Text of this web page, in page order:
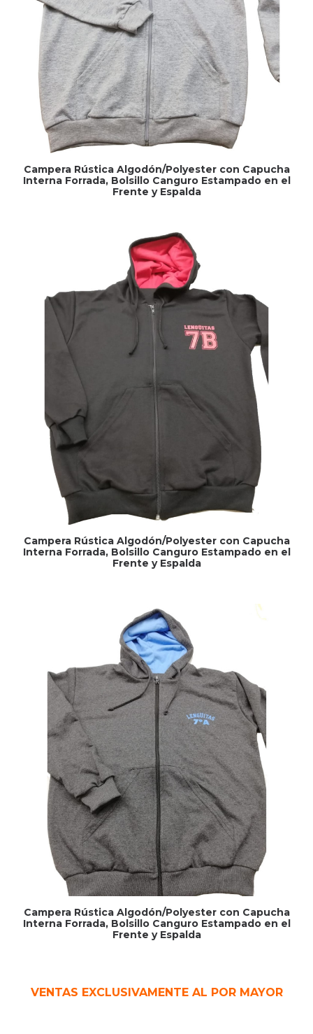
Campera Rústica Algodón/Polyester con Capucha
Interna Forrada, Bolsillo Canguro Estampado en el
Frente y Espalda
Campera Rústica Algodón/Polyester con Capucha
Interna Forrada, Bolsillo Canguro Estampado en el
Frente y Espalda
Campera Rústica Algodón/Polyester con Capucha
Interna Forrada, Bolsillo Canguro Estampado en el
Frente y Espalda
VENTAS EXCLUSIVAMENTE AL POR MAYOR